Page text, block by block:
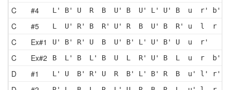
C #4 L' B' U  R  B  U' B  U' L' U' B  u  r' b'
C #5 L  U' R' B  R' U' R  B  U' B  R' u  l  r
C Ex#1 U' B' R' U  B  U' B' L' U' B' U  u  r'
C Ex#2 B  L' B  L' B  U  L  R' U' B  L  u  r  b'
D #1 L' U  B' R' U  R  B' L' B' R  B  u' l' r'